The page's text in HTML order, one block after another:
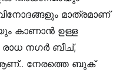
മാത്രമാണ്
കാണാൻ ഉള്ള
നഗർ ബീച്,
ആണ്.. നേരത്തെ ബുക്